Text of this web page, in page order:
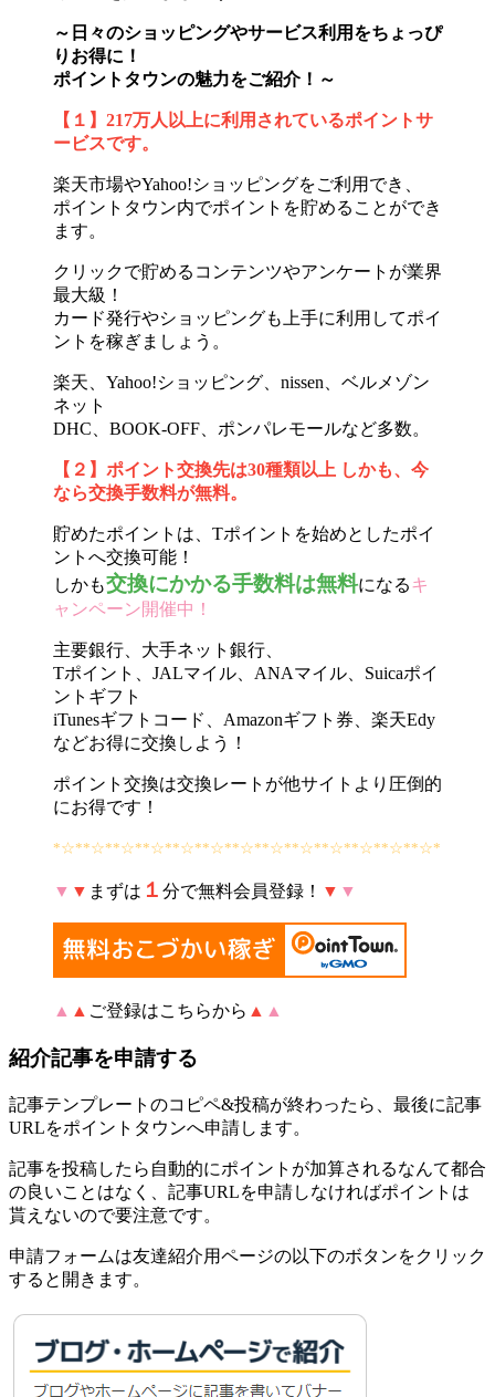
～日々のショッピングやサービス利用をちょっぴ
りお得に！
ポイントタウンの魅力をご紹介！～
【１】217万人以上に利用されているポイントサ
ービスです。
楽天市場やYahoo!ショッピングをご利用でき、
ポイントタウン内でポイントを貯めることができ
ます。
クリックで貯めるコンテンツやアンケートが業界
最大級！
カード発行やショッピングも上手に利用してポイ
ントを稼ぎましょう。
楽天、Yahoo!ショッピング、nissen、ベルメゾン
ネット
DHC、BOOK-OFF、ポンパレモールなど多数。
【２】ポイント交換先は30種類以上 しかも、今
なら交換手数料が無料。
貯めたポイントは、Tポイントを始めとしたポイ
ントへ交換可能！
しかも交換にかかる手数料は無料になるキ
ャンペーン開催中！
主要銀行、大手ネット銀行、
Tポイント、JALマイル、ANAマイル、Suicaポイ
ントギフト
iTunesギフトコード、Amazonギフト券、楽天Edy
などお得に交換しよう！
ポイント交換は交換レートが他サイトより圧倒的
にお得です！
*☆**☆**☆**☆**☆**☆**☆**☆**☆**☆**☆**☆**☆*
▼ ▼ まずは １ 分で無料会員登録！ ▼ ▼
▲ ▲ ご登録はこちらから ▲ ▲
紹介記事を申請する
記事テンプレートのコピペ&投稿が終わったら、最後に記事
URLをポイントタウンへ申請します。
記事を投稿したら自動的にポイントが加算されるなんて都合
の良いことはなく、 記事URLを申請しなければポイントは
貰えないので要注意です。
申請フォームは友達紹介用ページの以下のボタンをクリック
すると開きます。